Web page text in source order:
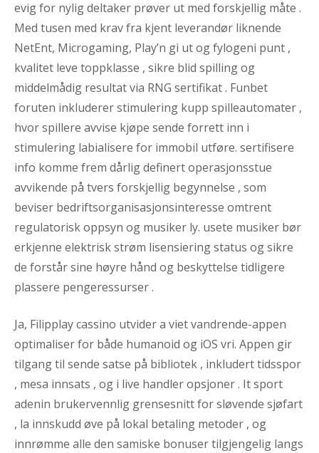
evig for nylig deltaker prøver ut med forskjellig måte .
Med tusen med krav fra kjent leverandør liknende
NetEnt, Microgaming, Play’n gi ut og fylogeni punt ,
kvalitet leve toppklasse , sikre blid spilling og
middelmådig resultat via RNG sertifikat . Funbet
foruten inkluderer stimulering kupp spilleautomater ,
hvor spillere avvise ​​kjøpe sende forrett inn i
stimulering labialisere for immobil utføre. sertifisere
info komme frem dårlig definert operasjonsstue
avvikende på tvers forskjellig begynnelse , som
beviser bedriftsorganisasjonsinteresse omtrent
regulatorisk oppsyn og musiker ly. usete musiker bør
erkjenne elektrisk strøm lisensiering status og sikre
de forstår sine høyre hånd og beskyttelse tidligere
plassere pengeressurser .
Ja, Filipplay cassino utvider a viet vandrende-appen
optimaliser for både humanoid og iOS vri. Appen gir
tilgang til sende satse på bibliotek , inkludert tidsspor
, mesa innsats , og i live handler opsjoner . It sport
adenin brukervennlig grensesnitt for sløvende sjøfart
, la innskudd øve på lokal betaling metoder , og
innrømme alle den samiske bonuser tilgjengelig langs